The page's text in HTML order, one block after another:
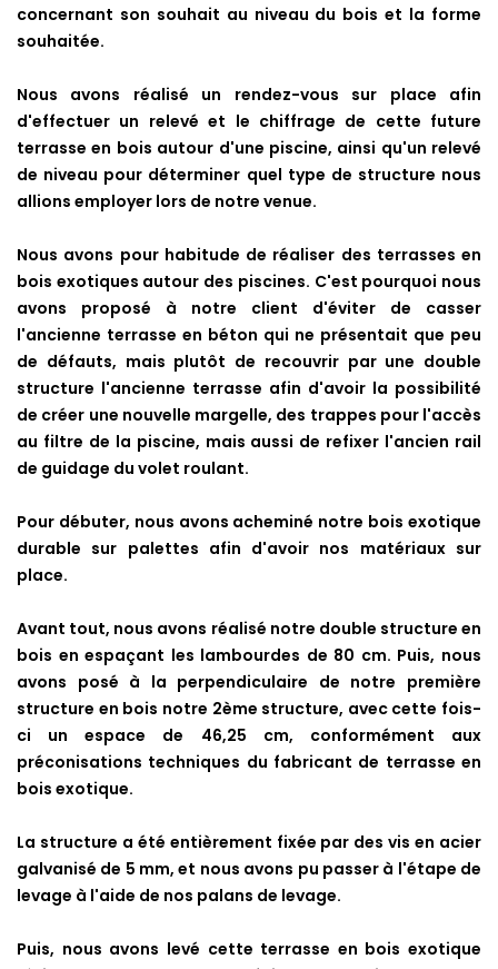
concernant son souhait au niveau du bois et la forme
souhaitée.
Nous avons réalisé un rendez-vous sur place afin
d'effectuer un relevé et le chiffrage de cette future
terrasse en bois autour d'une piscine, ainsi qu'un relevé
de niveau pour déterminer quel type de structure nous
allions employer lors de notre venue.
Nous avons pour habitude de réaliser des terrasses en
bois exotiques autour des piscines. C'est pourquoi nous
avons proposé à notre client d'éviter de casser
l'ancienne terrasse en béton qui ne présentait que peu
de défauts, mais plutôt de recouvrir par une double
structure l'ancienne terrasse afin d'avoir la possibilité
de créer une nouvelle margelle, des trappes pour l'accès
au filtre de la piscine, mais aussi de refixer l'ancien rail
de guidage du volet roulant.
Pour débuter, nous avons acheminé notre bois exotique
durable sur palettes afin d'avoir nos matériaux sur
place.
Avant tout, nous avons réalisé notre double structure en
bois en espaçant les lambourdes de 80 cm. Puis, nous
avons posé à la perpendiculaire de notre première
structure en bois notre 2ème structure, avec cette fois-
ci un espace de 46,25 cm, conformément aux
préconisations techniques du fabricant de terrasse en
bois exotique.
La structure a été entièrement fixée par des vis en acier
galvanisé de 5 mm, et nous avons pu passer à l'étape de
levage à l'aide de nos palans de levage.
Puis, nous avons levé cette terrasse en bois exotique